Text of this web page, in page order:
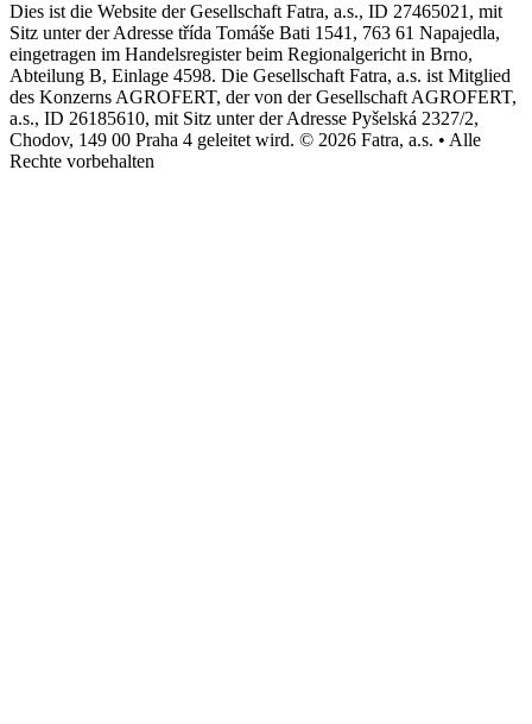
Dies ist die Website der Gesellschaft Fatra, a.s., ID 27465021, mit
Sitz unter der Adresse třída Tomáše Bati 1541, 763 61 Napajedla,
eingetragen im Handelsregister beim Regionalgericht in Brno,
Abteilung B, Einlage 4598. Die Gesellschaft Fatra, a.s. ist Mitglied
des Konzerns AGROFERT, der von der Gesellschaft AGROFERT,
a.s., ID 26185610, mit Sitz unter der Adresse Pyšelská 2327/2,
Chodov, 149 00 Praha 4 geleitet wird. © 2026 Fatra, a.s. • Alle
Rechte vorbehalten